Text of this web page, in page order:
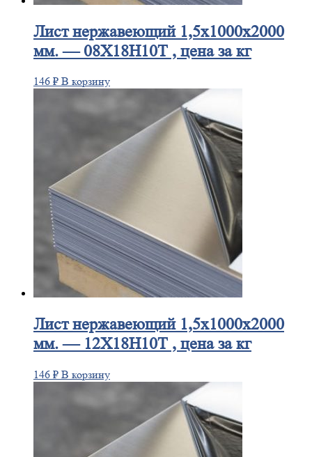
Листнержавеющий 1,5x1000x2000
мм. — 08Х18Н10Т , цена за кг
146 ₽ В корзину
Листнержавеющий 1,5x1000x2000
мм. — 12Х18Н10Т , цена за кг
146 ₽ В корзину